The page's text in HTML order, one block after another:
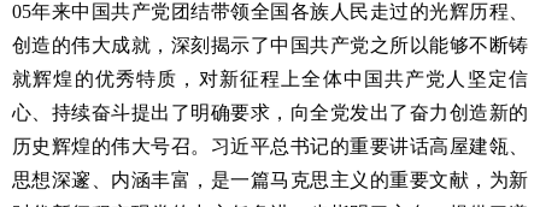
05年来中国共产党团结带领全国各族人民走过的光辉历程、
创造的伟大成就，深刻揭示了中国共产党之所以能够不断铸
就辉煌的优秀特质，对新征程上全体中国共产党人坚定信
心、持续奋斗提出了明确要求，向全党发出了奋力创造新的
历史辉煌的伟大号召。习近平总书记的重要讲话高屋建瓴、
思想深邃、内涵丰富，是一篇马克思主义的重要文献，为新